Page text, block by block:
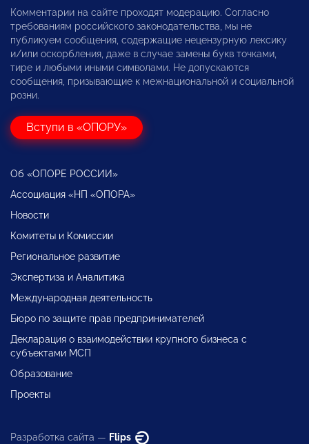
Комментарии на сайте проходят модерацию. Согласно
требованиям российского законодательства, мы не
публикуем сообщения, содержащие нецензурную лексику
и/или оскорбления, даже в случае замены букв точками,
тире и любыми иными символами. Не допускаются
сообщения, призывающие к межнациональной и социальной
розни.
Вступи в «ОПОРУ»
Об «ОПОРЕ РОССИИ»
Ассоциация «НП «ОПОРА»
Новости
Комитеты и Комиссии
Региональное развитие
Экспертиза и Аналитика
Международная деятельность
Бюро по защите прав предпринимателей
Декларация о взаимодействии крупного бизнеса с
субъектами МСП
Образование
Проекты
Разработка сайта — Flips